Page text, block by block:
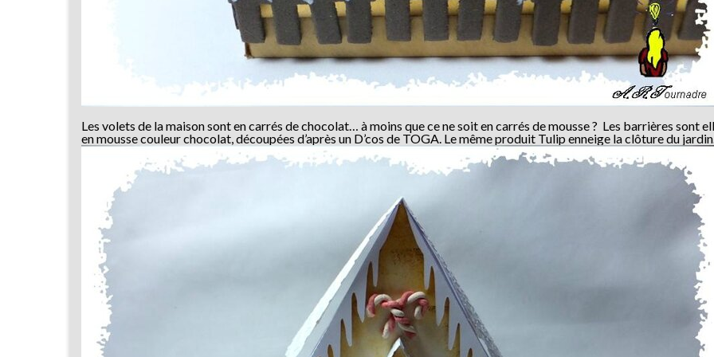
Les volets de la maison sont en carrés de chocolat… à moins que ce ne soit en carrés de mousse ? Les barrières sont
en mousse couleur chocolat, découpées d’après un D’cos de TOGA. Le même produit Tulip enneige la clôture du jardin.